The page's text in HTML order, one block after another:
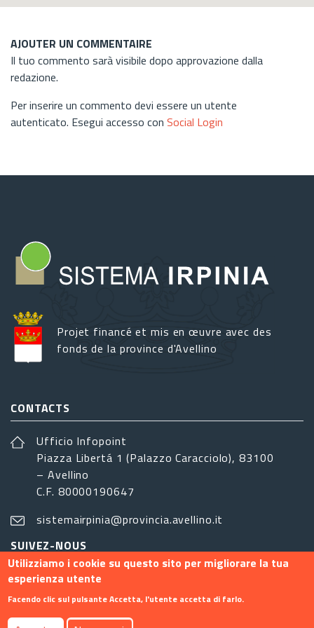
AJOUTER UN COMMENTAIRE
Il tuo commento sarà visibile dopo approvazione dalla
redazione.
Per inserire un commento devi essere un utente
autenticato. Esegui accesso con Social Login
Projet financé et mis en œuvre avec des
fonds de la province d'Avellino
CONTACTS
Ufficio Infopoint
Piazza Libertá 1 (Palazzo Caracciolo), 83100
– Avellino
C.F. 80000190647
sistemairpinia@provincia.avellino.it
SUIVEZ-NOUS
Utilizziamo i cookie su questo sito per migliorare la tua
esperienza utente
Facendo clic sul pulsante Accetta, l'utente accetta di farlo.